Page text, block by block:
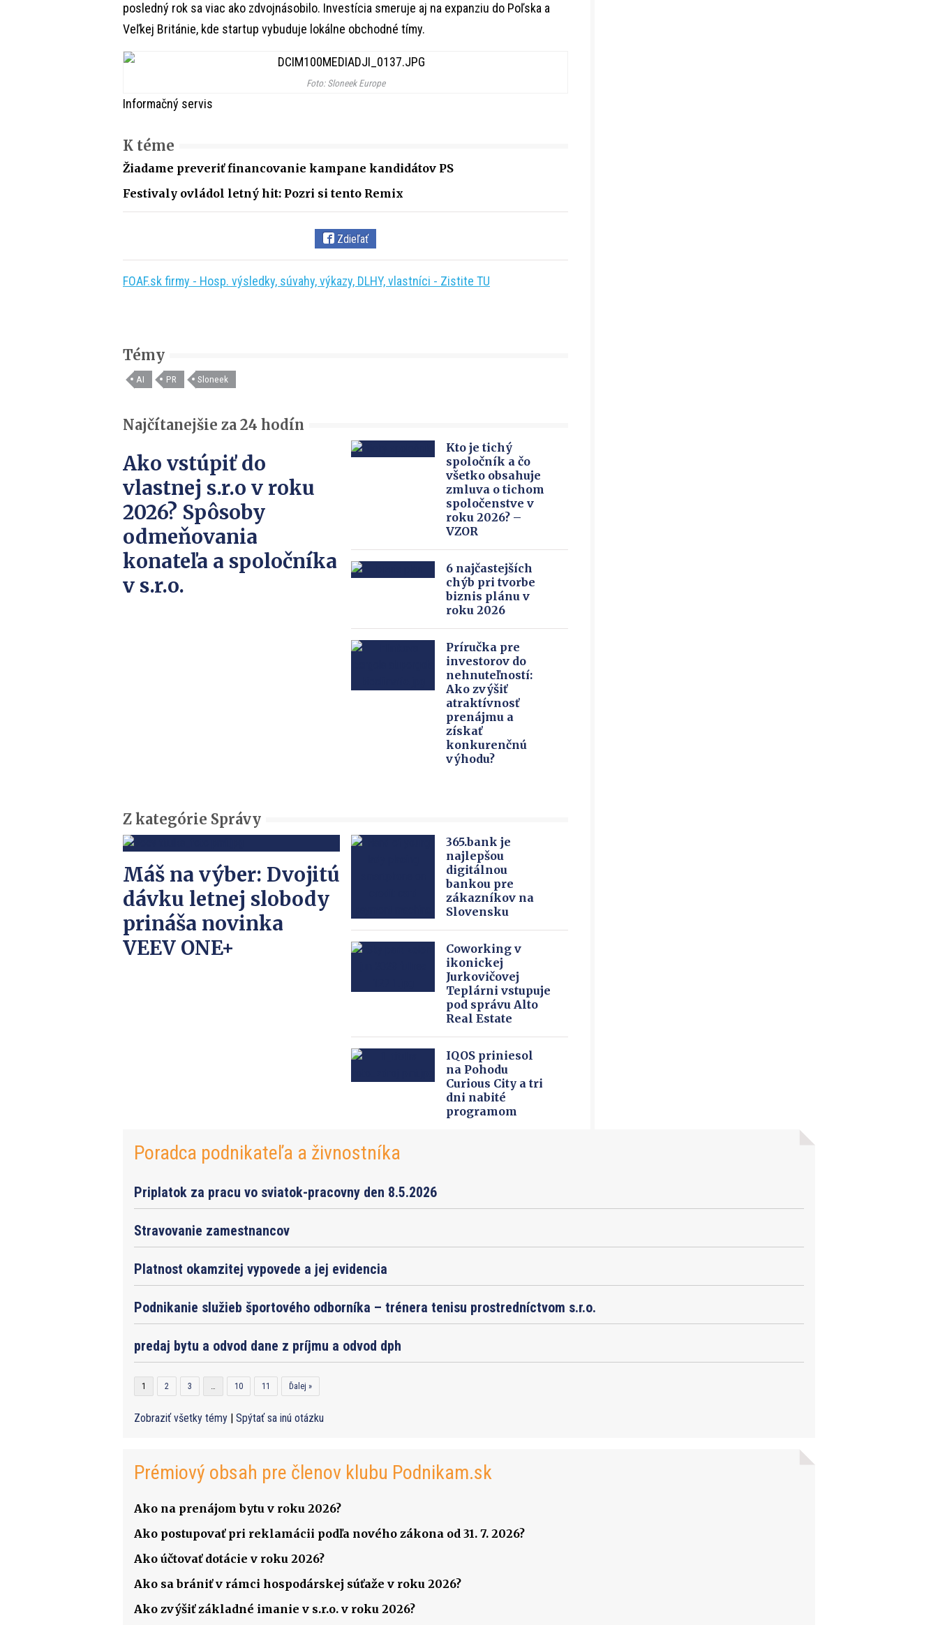
posledný rok sa viac ako zdvojnásobilo. Investícia smeruje aj na expanziu do Poľska a
Veľkej Británie, kde startup vybuduje lokálne obchodné tímy.
Foto: Sloneek Europe
Informačný servis
K téme
Žiadame preveriť financovanie kampane kandidátov PS
Festivaly ovládol letný hit: Pozri si tento Remix
Zdieľať
FOAF.sk firmy - Hosp. výsledky, súvahy, výkazy, DLHY, vlastníci - Zistite TU
Témy
AI PR Sloneek
Najčítanejšie za 24 hodín
Ako vstúpiť do
vlastnej s.r.o v roku
2026? Spôsoby
odmeňovania
konateľa a spoločníka
v s.r.o.
Kto je tichý
spoločník a čo
všetko obsahuje
zmluva o tichom
spoločenstve v
roku 2026? –
VZOR
6 najčastejších
chýb pri tvorbe
biznis plánu v
roku 2026
Príručka pre
investorov do
nehnuteľností:
Ako zvýšiť
atraktívnosť
prenájmu a
získať
konkurenčnú
výhodu?
Z kategórie Správy
Máš na výber: Dvojitú
dávku letnej slobody
prináša novinka
VEEV ONE+
365.bank je
najlepšou
digitálnou
bankou pre
zákazníkov na
Slovensku
Coworking v
ikonickej
Jurkovičovej
Teplárni vstupuje
pod správu Alto
Real Estate
IQOS priniesol
na Pohodu
Curious City a tri
dni nabité
programom
Poradca podnikateľa a živnostníka
Priplatok za pracu vo sviatok-pracovny den 8.5.2026
Stravovanie zamestnancov
Platnost okamzitej vypovede a jej evidencia
Podnikanie služieb športového odborníka – trénera tenisu prostredníctvom s.r.o.
predaj bytu a odvod dane z príjmu a odvod dph
1 2 3 10 11 Ďalej »
Zobraziť všetky témy | Spýtať sa inú otázku
Prémiový obsah pre členov klubu Podnikam.sk
Ako na prenájom bytu v roku 2026?
Ako postupovať pri reklamácii podľa nového zákona od 31. 7. 2026?
Ako účtovať dotácie v roku 2026?
Ako sa brániť v rámci hospodárskej súťaže v roku 2026?
Ako zvýšiť základné imanie v s.r.o. v roku 2026?